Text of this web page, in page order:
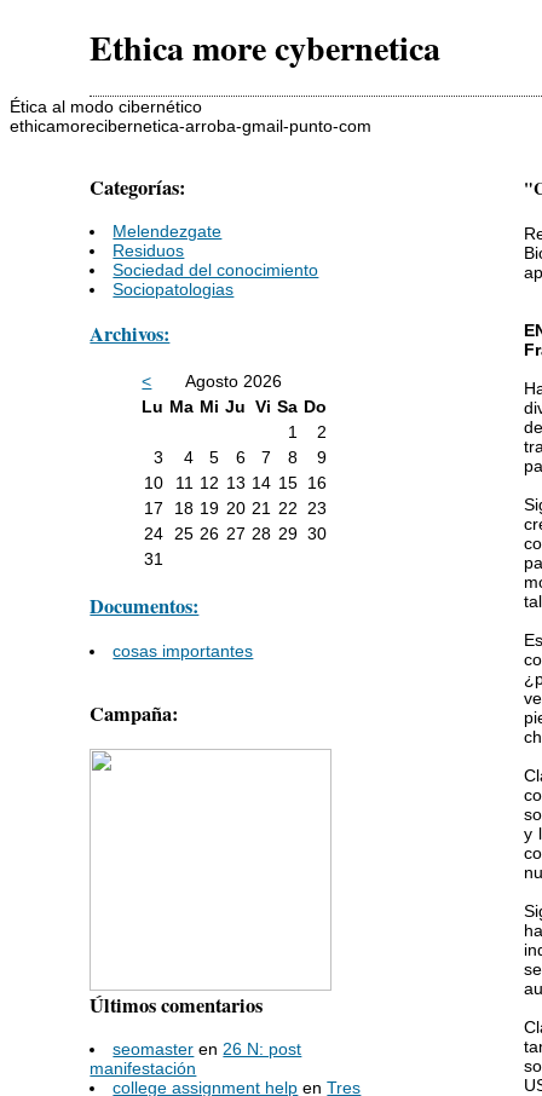
Ethica more cybernetica
Ética al modo cibernético
ethicamorecibernetica-arroba-gmail-punto-com
Categorías:
Melendezgate
Residuos
Sociedad del conocimiento
Sociopatologias
Archivos:
<
Agosto 2026
Lu Ma Mi Ju Vi Sa Do
1
2
3
4 5 6 7 8
9
10
11 12 13 14 15 16
17
18 19 20 21 22
23
24
25 26 27 28 29 30
31
Documentos:
cosas importantes
Campaña:
Últimos comentarios
seomaster en 26 N: post
manifestación
college assignment help enTres
y